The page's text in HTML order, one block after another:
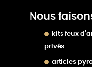
Nous
kits feux
privés
articles